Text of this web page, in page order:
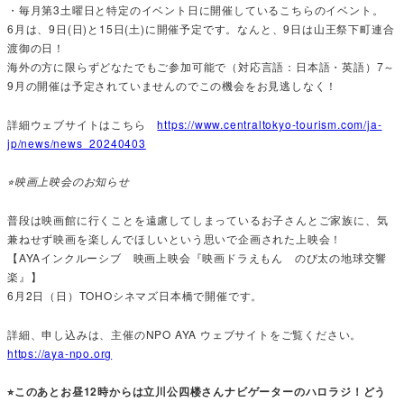
・毎月第3土曜日と特定のイベント日に開催しているこちらのイベント。
6月は、9日(日)と15日(土)に開催予定です。なんと、9日は山王祭下町連合
渡御の日！
海外の方に限らずどなたでもご参加可能で（対応言語：日本語・英語）7～
9月の開催は予定されていませんのでこの機会をお見逃しなく！
詳細ウェブサイトはこちらhttps://www.centraltokyo-tourism.com/ja-
jp/news/news_20240403
⭐︎映画上映会のお知らせ
普段は映画館に行くことを遠慮してしまっているお子さんとご家族に、気
兼ねせず映画を楽しんでほしいという思いで企画された上映会！
【AYAインクルーシブ 映画上映会『映画ドラえもん のび太の地球交響
楽』】
6月2日（日）TOHOシネマズ日本橋で開催です。
詳細、申し込みは、主催のNPO AYA ウェブサイトをご覧ください。
https://aya-npo.org
⭐︎このあとお昼12時からは立川公四楼さんナビゲーターのハロラジ！どう